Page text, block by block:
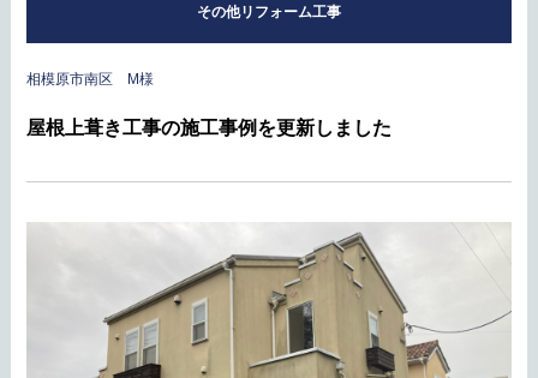
その他リフォーム工事
相模原市南区 M様
屋根上葺き工事の施工事例を更新しました